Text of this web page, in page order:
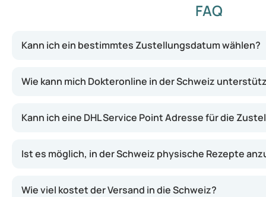
FAQ
Kann ich ein bestimmtes Zustellungsdatum wählen?
Wie kann mich Dokteronline in der Schweiz
Kann ich eine DHL Service Point Adresse für die
Ist es möglich, in der Schweiz physische Rezepte
Wie viel kostet der Versand in die Schweiz?